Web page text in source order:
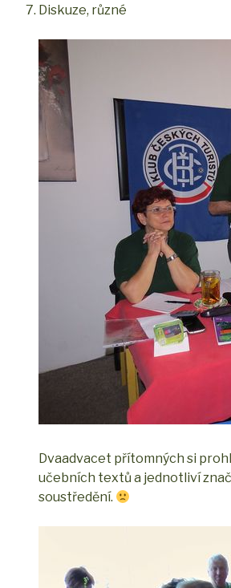
Diskuze, různé
Dvaadvacet přítomných si
učebních textů a jednotliví
soustředění.